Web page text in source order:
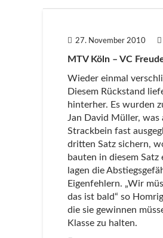
27. November 2010
MTV Köln – VC
Wieder einmal
Diesem Rückstand
hinterher. Es wurden
Jan David Müller,
Strackbein fast
dritten Satz sichern,
bauten in diesem
lagen die
Eigenfehlern. „Wir
das ist bald“ so
die sie gewinnen
Klasse zu halten.